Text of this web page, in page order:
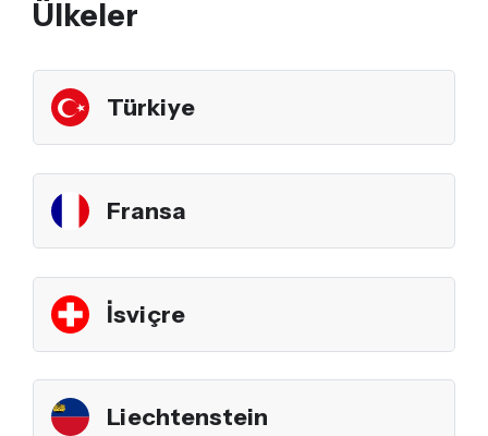
Ülkeler
Türkiye
Fransa
İsviçre
Liechtenstein